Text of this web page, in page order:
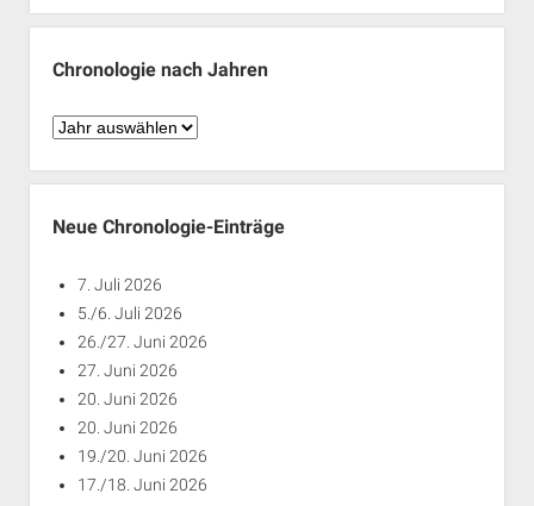
Monaten
Chronologie nach Jahren
Chronologie
Jahren
Neue Chronologie-Einträge
7. Juli 2026
5./6. Juli 2026
26./27. Juni 2026
27. Juni 2026
20. Juni 2026
20. Juni 2026
19./20. Juni 2026
17./18. Juni 2026